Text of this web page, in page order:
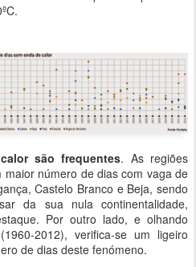
são frequentes. As regiões
número de dias com vaga de
Castelo Branco e Beja, sendo
da sua nula continentalidade,
Por outro lado, e olhando
2012), verifica-se um ligeiro
de dias deste fenómeno.